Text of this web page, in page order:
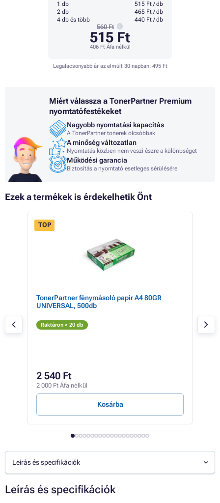
1 db
515 Ft / db
2 db
465 Ft / db
4 db és több
440 Ft / db
560 Ft
515 Ft
406 FtÁfa nélkül
Legalacsonyabb ár az elmúlt 30 napban: 495 Ft
Miért válassza a TonerPartner Premium
nyomtatófestékeket
Nagyobb nyomtatási kapacitás
A TonerPartner tonerek olcsóbbak
A minőség változatlan
Nyomtatás közben nem veszi észre a különbséget
Működési garancia
Biztosítás a nyomtató esetleges sérülésére
Ezek a termékek is érdekelhetik Önt
TOP
TonerPartner fénymásoló papír A4 80GR
UNIVERSAL, 500db
Raktáron > 20 db
2 540 Ft
2 000 Ft Áfa nélkül
Kosárba
Leírás és specifikációk
Leírás és specifikációk